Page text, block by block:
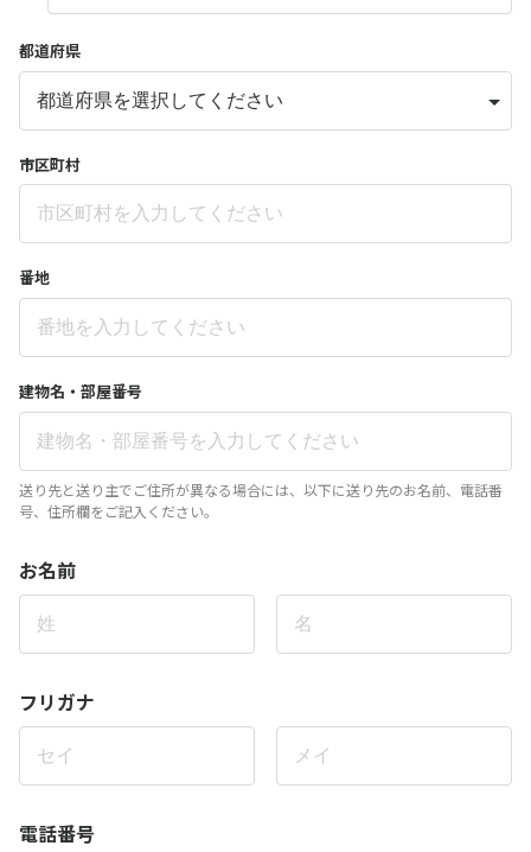
都道府県
市区町村
番地
建物名・部屋番号
送り先と送り主でご住所が異なる場合には、以下に送り先のお名前、電話番
号、住所欄をご記入ください。
お名前
フリガナ
電話番号